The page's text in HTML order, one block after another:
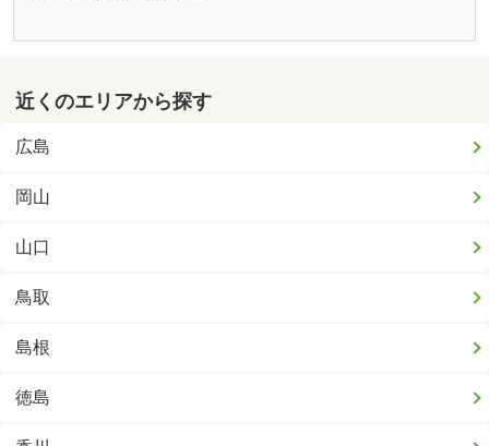
近くのエリアから探す
広島
岡山
山口
鳥取
島根
徳島